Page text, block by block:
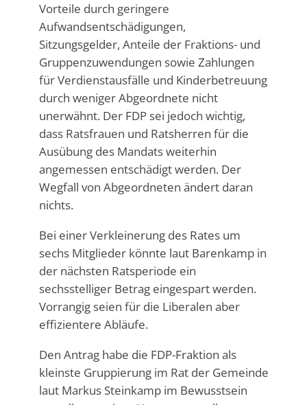
Vorteile durch geringere
Aufwandsentschädigungen,
Sitzungsgelder, Anteile der Fraktions- und
Gruppenzuwendungen sowie Zahlungen
für Verdienstausfälle und Kinderbetreuung
durch weniger Abgeordnete nicht
unerwähnt. Der FDP sei jedoch wichtig,
dass Ratsfrauen und Ratsherren für die
Ausübung des Mandats weiterhin
angemessen entschädigt werden. Der
Wegfall von Abgeordneten ändert daran
nichts.
Bei einer Verkleinerung des Rates um
sechs Mitglieder könnte laut Barenkamp in
der nächsten Ratsperiode ein
sechsstelliger Betrag eingespart werden.
Vorrangig seien für die Liberalen aber
effizientere Abläufe.
Den Antrag habe die FDP-Fraktion als
kleinste Gruppierung im Rat der Gemeinde
laut Markus Steinkamp im Bewusstsein